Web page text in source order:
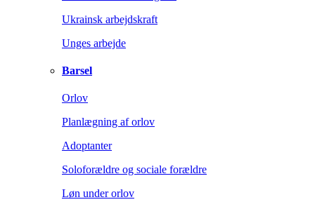
Ukrainsk arbejdskraft
Unges arbejde
Barsel
Orlov
Planlægning af orlov
Adoptanter
Soloforældre og sociale forældre
Løn under orlov